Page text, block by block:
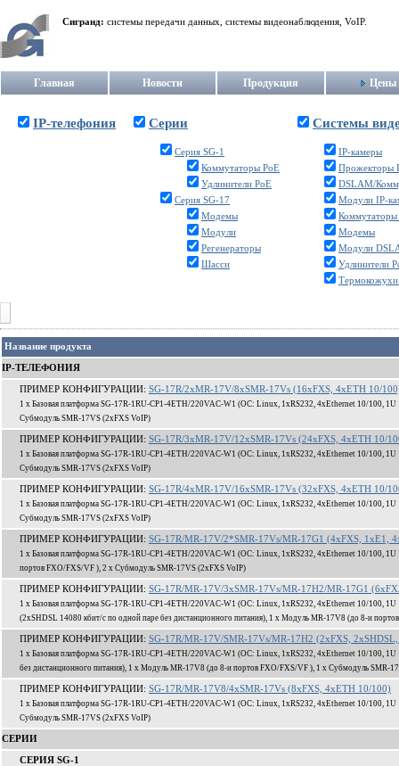
Сигранд: системы передачи данных, системы видеонаблюдения, VoIP.
Главная Новости Продукция Цены
IP-телефония Серии
Серия SG-1
Коммутаторы PoE
Удлинители PoE
Серия SG-17
Модемы
Модули
Регенераторы
Шасси
Системы
IP-камеры
Прожекторы
DSLAM/
Модули IP-
Коммутаторы
Модемы
Модули
Удлинители
Термокожухи
Название продукта
IP-ТЕЛЕФОНИЯ
ПРИМЕР КОНФИГУРАЦИИ: SG-17R/2xMR-17V/8xSMR-17Vs (16xFXS, 4xETH 10/
1 x Базовая платформа SG-17R-1RU-CP1-4ETH/220VAC-W1 (ОС: Linux, 1xRS232, 4xEthernet 10/100,
Субмодуль SMR-17VS (2xFXS VoIP)
ПРИМЕР КОНФИГУРАЦИИ: SG-17R/3xMR-17V/12xSMR-17Vs (24xFXS, 4xETH 10/
1 x Базовая платформа SG-17R-1RU-CP1-4ETH/220VAC-W1 (ОС: Linux, 1xRS232, 4xEthernet 10/100,
Субмодуль SMR-17VS (2xFXS VoIP)
ПРИМЕР КОНФИГУРАЦИИ: SG-17R/4xMR-17V/16xSMR-17Vs (32xFXS, 4xETH 10/
1 x Базовая платформа SG-17R-1RU-CP1-4ETH/220VAC-W1 (ОС: Linux, 1xRS232, 4xEthernet 10/100,
Субмодуль SMR-17VS (2xFXS VoIP)
ПРИМЕР КОНФИГУРАЦИИ: SG-17R/MR-17V/2*SMR-17Vs/MR-17G1 (4xFXS, 1xE1,
1 x Базовая платформа SG-17R-1RU-CP1-4ETH/220VAC-W1 (ОС: Linux, 1xRS232, 4xEthernet 10/100,
портов FXO/FXS/VF ), 2 x Субмодуль SMR-17VS (2xFXS VoIP)
ПРИМЕР КОНФИГУРАЦИИ: SG-17R/MR-17V/3xSMR-17Vs/MR-17H2/MR-17G1
1 x Базовая платформа SG-17R-1RU-CP1-4ETH/220VAC-W1 (ОС: Linux, 1xRS232, 4xEthernet 10/100,
(2xSHDSL 14080 кбит/c по одной паре без дистанционного питания), 1 x Модуль MR-17V8 (до 8-и
ПРИМЕР КОНФИГУРАЦИИ: SG-17R/MR-17V/SMR-17Vs/MR-17H2 (2xFXS,
1 x Базовая платформа SG-17R-1RU-CP1-4ETH/220VAC-W1 (ОС: Linux, 1xRS232, 4xEthernet 10/100,
без дистанционного питания), 1 x Модуль MR-17V8 (до 8-и портов FXO/FXS/VF ), 1 x Субмодуль SMR-
ПРИМЕР КОНФИГУРАЦИИ: SG-17R/MR-17V8/4xSMR-17Vs (8xFXS, 4xETH 10/100)
1 x Базовая платформа SG-17R-1RU-CP1-4ETH/220VAC-W1 (ОС: Linux, 1xRS232, 4xEthernet 10/100,
Субмодуль SMR-17VS (2xFXS VoIP)
СЕРИИ
СЕРИЯ SG-1